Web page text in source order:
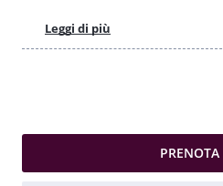
Leggi di più